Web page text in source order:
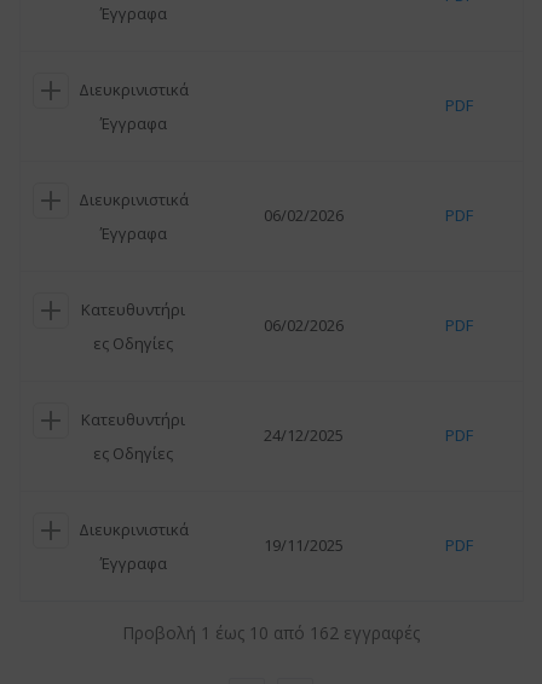
Έγγραφα
Διευκρινιστικά
Έγγραφα
PDF
Διευκρινιστικά
Έγγραφα
06/02/2026 PDF
Κατευθυντήρι
ες Οδηγίες
06/02/2026 PDF
Κατευθυντήρι
ες Οδηγίες
24/12/2025 PDF
Διευκρινιστικά
Έγγραφα
19/11/2025 PDF
Προβολή 1 έως 10 από 162 εγγραφές